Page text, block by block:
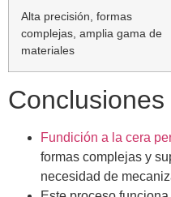
Alta precisión, formas
complejas, amplia gama de
materiales
Conclusiones
Fundición a la cera
formas complejas y
necesidad de